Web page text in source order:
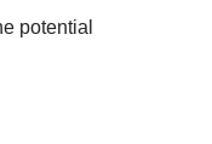
potential